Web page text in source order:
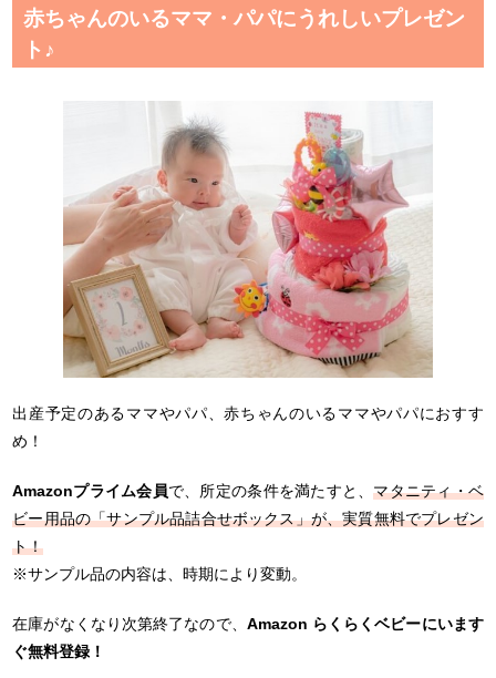
赤ちゃんのいるママ・パパにうれしいプレゼン
ト♪
出産予定のあるママやパパ、赤ちゃんのいるママやパパにおすす
め！
Amazonプライム会員で、所定の条件を満たすと、マタニティ・ベ
ビー用品の「サンプル品詰合せボックス」が、実質無料でプレゼン
ト！
※サンプル品の内容は、時期により変動。
在庫がなくなり次第終了なので、 Amazon らくらくベビーにいます
ぐ無料登録！